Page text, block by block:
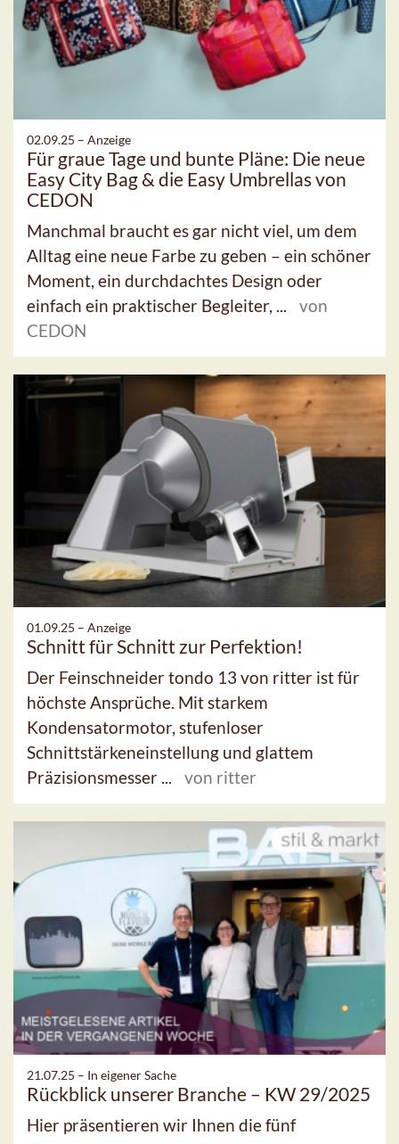
02.09.25 – Anzeige
Für graue Tage und bunte Pläne: Die neue
Easy City Bag & die Easy Umbrellas von
CEDON
Manchmal braucht es gar nicht viel, um dem
Alltag eine neue Farbe zu geben – ein schöner
Moment, ein durchdachtes Design oder
einfach ein praktischer Begleiter, ...
von
CEDON
01.09.25 – Anzeige
Schnitt für Schnitt zur Perfektion!
Der Feinschneider tondo 13 von ritter ist für
höchste Ansprüche. Mit starkem
Kondensatormotor, stufenloser
Schnittstärkeneinstellung und glattem
Präzisionsmesser ...
von ritter
21.07.25 – In eigener Sache
Rückblick unserer Branche – KW 29/2025
Hier präsentieren wir Ihnen die fünf